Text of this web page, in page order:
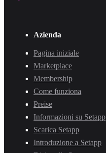
Azienda
Pagina iniziale
Marketplace
Membership
Come funziona
Preise
Informazioni su Setapp
Scarica Setapp
Introduzione a Setapp